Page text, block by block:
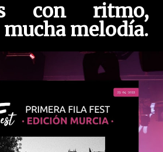
con ritmo,
melodía.